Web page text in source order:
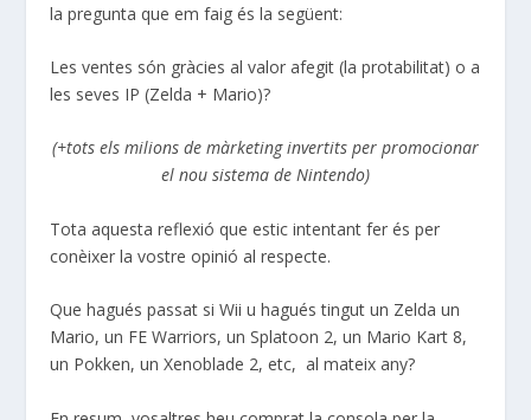
la pregunta que em faig és la següent:
Les ventes són gràcies al valor afegit (la protabilitat) o a
les seves IP (Zelda + Mario)?
(+tots els milions de màrketing invertits per promocionar
el nou sistema de Nintendo)
Tota aquesta reflexió que estic intentant fer és per
conèixer la vostre opinió al respecte.
Que hagués passat si Wii u hagués tingut un Zelda un
Mario, un FE Warriors, un Splatoon 2, un Mario Kart 8,
un Pokken, un Xenoblade 2, etc, al mateix any?